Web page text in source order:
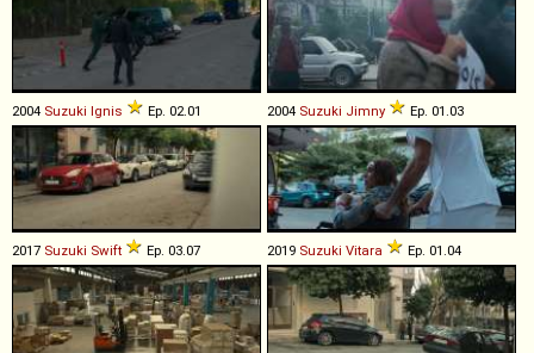
2004 Suzuki Ignis Ep. 02.01 2004 Suzuki Jimny Ep. 01.03
2017 Suzuki Swift Ep. 03.07 2019 Suzuki Vitara Ep. 01.04